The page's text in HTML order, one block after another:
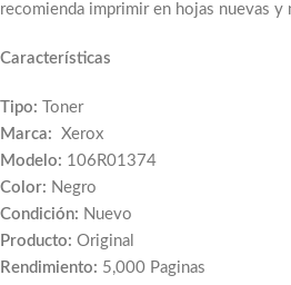
recomienda imprimir en hojas nuevas y
Características
Tipo: Toner
Marca: Xerox
Modelo: 106R01374
Color: Negro
Condición: Nuevo
Producto: Original
Rendimiento: 5,000 Paginas